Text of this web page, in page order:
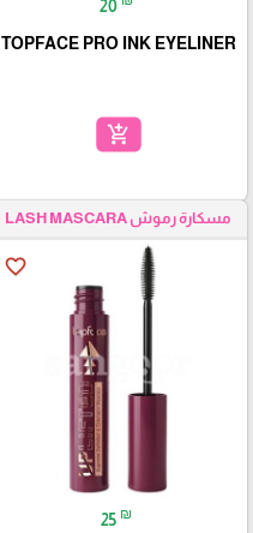
20
TOPFACE PRO INK EYELINER
add_shopping_cart
مسكارة رموش LASH MASCARA
favorite_border
25 ₪